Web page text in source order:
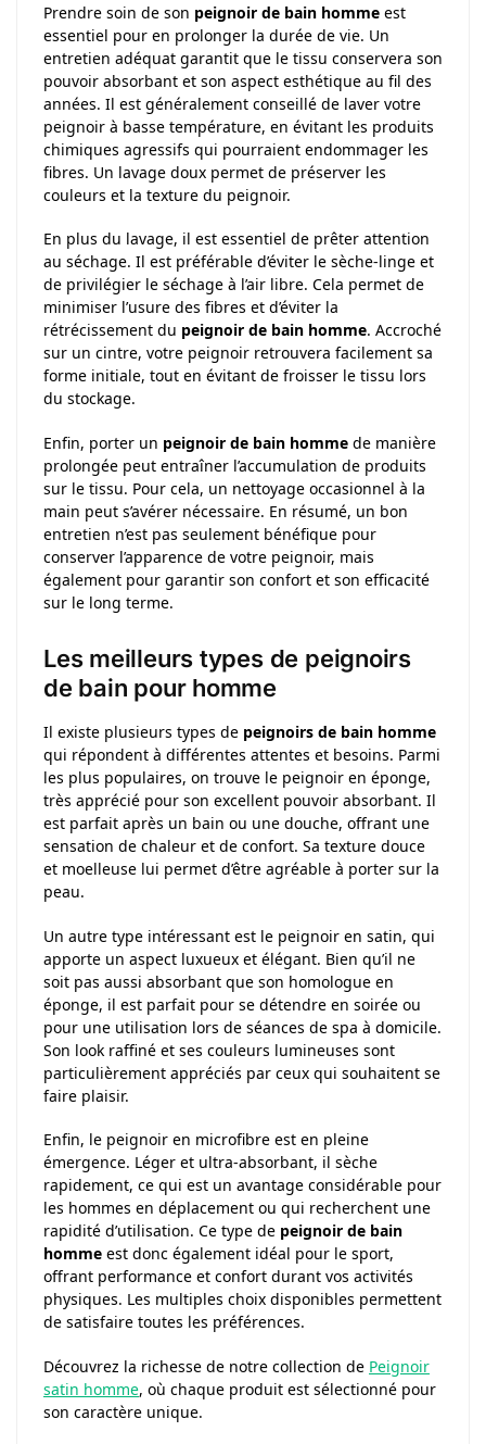
Prendre soin de son peignoir de bain homme est
essentiel pour en prolonger la durée de vie. Un
entretien adéquat garantit que le tissu conservera son
pouvoir absorbant et son aspect esthétique au fil des
années. Il est généralement conseillé de laver votre
peignoir à basse température, en évitant les produits
chimiques agressifs qui pourraient endommager les
fibres. Un lavage doux permet de préserver les
couleurs et la texture du peignoir.
En plus du lavage, il est essentiel de prêter attention
au séchage. Il est préférable d’éviter le sèche-linge et
de privilégier le séchage à l’air libre. Cela permet de
minimiser l’usure des fibres et d’éviter la
rétrécissement du peignoir de bain homme. Accroché
sur un cintre, votre peignoir retrouvera facilement sa
forme initiale, tout en évitant de froisser le tissu lors
du stockage.
Enfin, porter un peignoir de bain homme de manière
prolongée peut entraîner l’accumulation de produits
sur le tissu. Pour cela, un nettoyage occasionnel à la
main peut s’avérer nécessaire. En résumé, un bon
entretien n’est pas seulement bénéfique pour
conserver l’apparence de votre peignoir, mais
également pour garantir son confort et son efficacité
sur le long terme.
Les meilleurs types de peignoirs
de bain pour homme
Il existe plusieurs types de peignoirs de bain homme
qui répondent à différentes attentes et besoins. Parmi
les plus populaires, on trouve le peignoir en éponge,
très apprécié pour son excellent pouvoir absorbant. Il
est parfait après un bain ou une douche, offrant une
sensation de chaleur et de confort. Sa texture douce
et moelleuse lui permet d’être agréable à porter sur la
peau.
Un autre type intéressant est le peignoir en satin, qui
apporte un aspect luxueux et élégant. Bien qu’il ne
soit pas aussi absorbant que son homologue en
éponge, il est parfait pour se détendre en soirée ou
pour une utilisation lors de séances de spa à domicile.
Son look raffiné et ses couleurs lumineuses sont
particulièrement appréciés par ceux qui souhaitent se
faire plaisir.
Enfin, le peignoir en microfibre est en pleine
émergence. Léger et ultra-absorbant, il sèche
rapidement, ce qui est un avantage considérable pour
les hommes en déplacement ou qui recherchent une
rapidité d’utilisation. Ce type de peignoir de bain
homme est donc également idéal pour le sport,
offrant performance et confort durant vos activités
physiques. Les multiples choix disponibles permettent
de satisfaire toutes les préférences.
Découvrez la richesse de notre collection de Peignoir
satin homme, où chaque produit est sélectionné pour
son caractère unique.